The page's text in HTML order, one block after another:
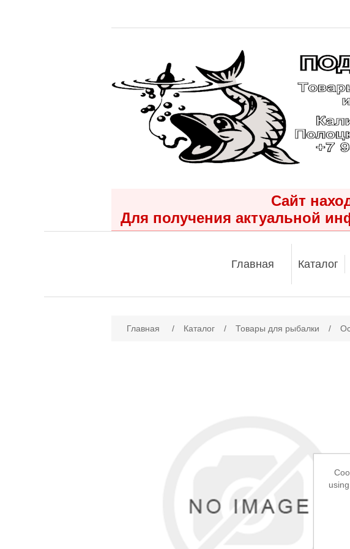
Сайт
Для получения актуальной
Главная Каталог
Главная / Каталог / Товары для рыбалки /